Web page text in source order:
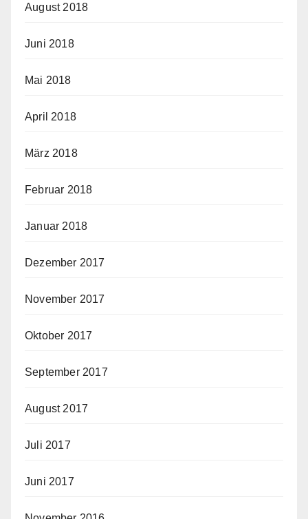
August 2018
Juni 2018
Mai 2018
April 2018
März 2018
Februar 2018
Januar 2018
Dezember 2017
November 2017
Oktober 2017
September 2017
August 2017
Juli 2017
Juni 2017